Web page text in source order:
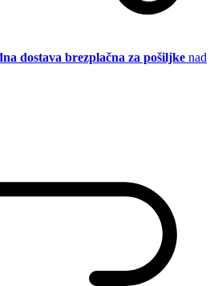
dostava brezplačna za pošiljke nad